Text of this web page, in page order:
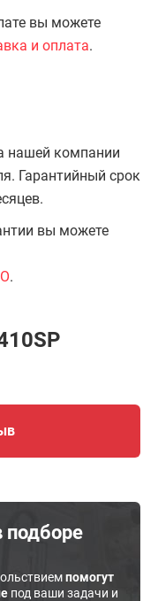
вы можете
и оплата.
нашей компании
Гарантийный срок
вы можете
.
помогут
под ваши задачи и